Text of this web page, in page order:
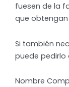
fuesen de la
que
Si también
puede pedirlo
Nombre